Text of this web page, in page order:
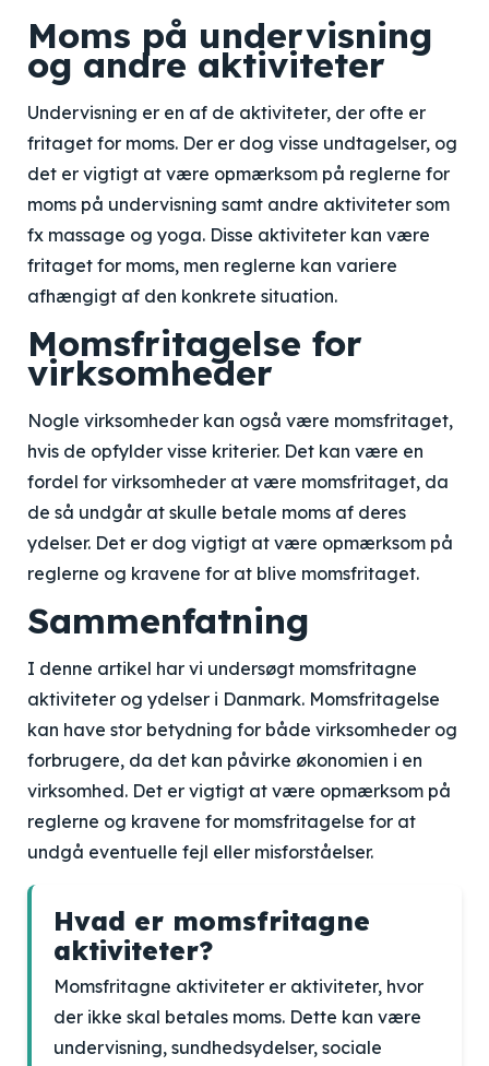
Moms på undervisning
og andre aktiviteter
Undervisning er en af de aktiviteter, der ofte er
fritaget for moms. Der er dog visse undtagelser, og
det er vigtigt at være opmærksom på reglerne for
moms på undervisning samt andre aktiviteter som
fx massage og yoga. Disse aktiviteter kan være
fritaget for moms, men reglerne kan variere
afhængigt af den konkrete situation.
Momsfritagelse for
virksomheder
Nogle virksomheder kan også være momsfritaget,
hvis de opfylder visse kriterier. Det kan være en
fordel for virksomheder at være momsfritaget, da
de så undgår at skulle betale moms af deres
ydelser. Det er dog vigtigt at være opmærksom på
reglerne og kravene for at blive momsfritaget.
Sammenfatning
I denne artikel har vi undersøgt momsfritagne
aktiviteter og ydelser i Danmark. Momsfritagelse
kan have stor betydning for både virksomheder og
forbrugere, da det kan påvirke økonomien i en
virksomhed. Det er vigtigt at være opmærksom på
reglerne og kravene for momsfritagelse for at
undgå eventuelle fejl eller misforståelser.
Hvad er momsfritagne
aktiviteter?
Momsfritagne aktiviteter er aktiviteter, hvor
der ikke skal betales moms. Dette kan være
undervisning, sundhedsydelser, sociale